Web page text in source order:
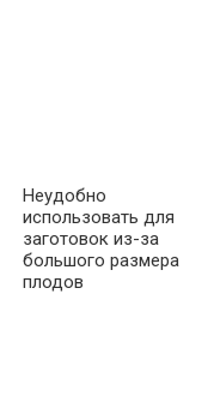
Неудобно
использовать для
заготовок из-за
большого размера
плодов